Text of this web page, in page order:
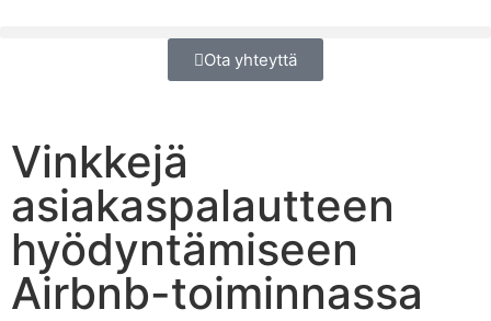
Ota yhteyttä
Vinkkejä
asiakaspalautteen
hyödyntämiseen
Airbnb-toiminnassa